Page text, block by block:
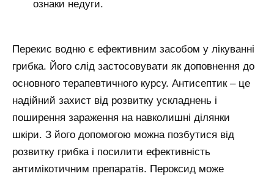
ознаки недуги.
Перекис водню є ефективним засобом у лікуванні
грибка. Його слід застосовувати як доповнення до
основного терапевтичного курсу. Антисептик – це
надійний захист від розвитку ускладнень і
поширення зараження на навколишні ділянки
шкіри. З його допомогою можна позбутися від
розвитку грибка і посилити ефективність
антимікотичним препаратів. Пероксид може